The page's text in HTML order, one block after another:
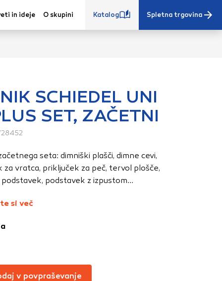
in ideje O skupini Katalog Spletna trgovina
SCHIEDEL UNI
SET, ZAČETNI
seta: dimniški plašči, dimne cevi,
za vratca, priključek za peč, tervol plošče,
podstavek z izpustom...
si več
v povpraševanje
vašega
vaše nastavitve,
Te
zagotovijo bolj
Klikajte
Blokiranje
izklopiti.
na primer
da brskalnik